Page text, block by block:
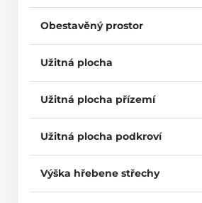
Obestavěný prostor
Užitná plocha
Užitná plocha přízemí
Užitná plocha podkroví
Výška hřebene střechy